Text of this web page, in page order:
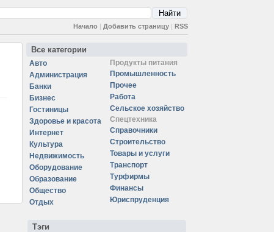
Начало | Добавить страницу | RSS
Все категории
Авто
Администрация
Банки
Бизнес
Гостиницы
Здоровье и красота
Интернет
Культура
Недвижимость
Оборудование
Образование
Общество
Отдых
Продукты питания
Промышленность
Прочее
Работа
Сельское хозяйство
Спецтехника
Справочники
Строительство
Товары и услуги
Транспорт
Турфирмы
Финансы
Юриспруденция
Тэги